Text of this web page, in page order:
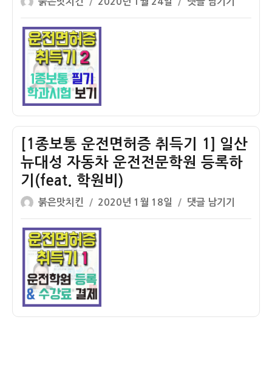
러
치)
쓴
이
성
일
종
취
득
기
필
[1종보통 운전면허증 취득기 1] 일산
뉴대성 자동차 운전전문학원 등록하
기(feat. 학원비)
글
쓴
이
붉은맛치킨
작
성
일
2020년 1월 18일
[1
종
댓글 남기기